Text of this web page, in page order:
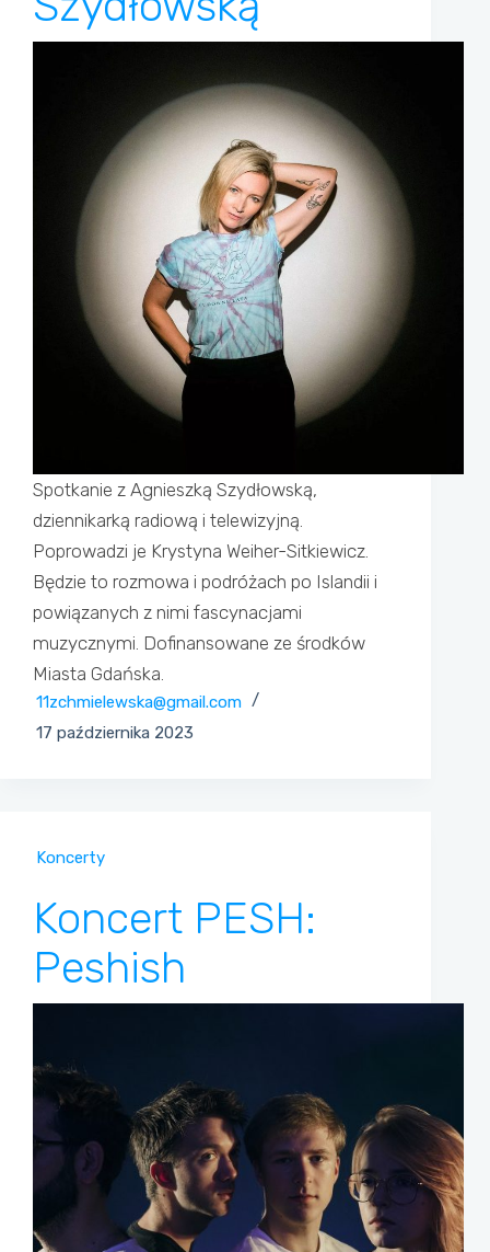
Spotkanie z Agnieszką Szydłowską,
dziennikarką radiową i telewizyjną.
Poprowadzi je Krystyna Weiher-Sitkiewicz.
Będzie to rozmowa i podróżach po Islandii i
powiązanych z nimi fascynacjami
muzycznymi. Dofinansowane ze środków
Miasta Gdańska.
11zchmielewska@gmail.com
17 października 2023
Koncerty
Koncert PESH:
Peshish